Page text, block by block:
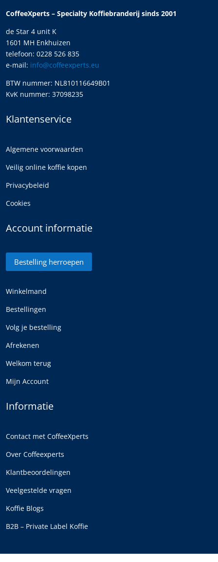
CoffeeXperts – Specialty Koffiebranderij sinds 2001
de Star 4 unit K
1601 MH Enkhuizen
telefoon: 0228 526 835
e-mail: info@coffeexperts.eu
BTW nummer: NL810116649B01
KvK nummer: 37098235
Klantenservice
Algemene voorwaarden
Veilig online koffie kopen
Privacybeleid
Cookies
Account informatie
Bestelling herroepen
Winkelmand
Bestellingen
Volg je bestelling
Afrekenen
Welkom terug
Mijn Account
Informatie
Contact met CoffeeXperts
Over Coffeexperts
Klantbeoordelingen
Veelgestelde vragen
Koffie Blogs
B2B – Private Label Koffie